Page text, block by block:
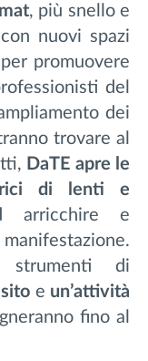
, più snello e
nuovi spazi
promuovere
del
dei
trovare al
DaTE apre le
di lenti e
arricchire e
di
e un’attività
fino al